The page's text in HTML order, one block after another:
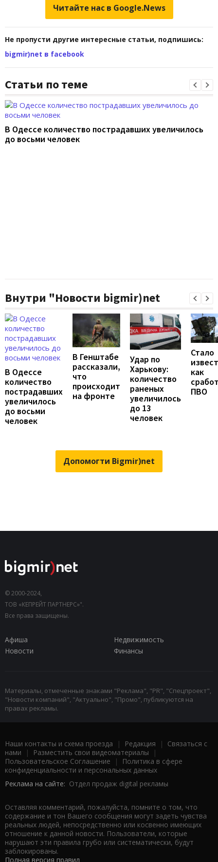
Читайте нас в Google.News
Не пропусти другие интересные статьи, подпишись:
bigmir)net в facebook
Статьи по теме
В Одессе количество пострадавших увеличилось
до восьми человек
Внутри "Новости bigmir)net
В Одессе
количество
пострадавших
увеличилось
до восьми
человек
В Генштабе
рассказали,
что
происходит
на фронте
Удар по
Харькову:
количество
раненых
увеличилось
до 13
человек
Стало
как
ПВО
Допомогти Bigmir)net
© 2000-2024,
ТОВ «КЕПРЕЙТ ПАРТНЕРС»".
Все права защищены.
Афиша
Недвижимость
Новости
Финансы
Материалы, отмеченные знаками "Реклама", "PR", "Спецпроект",
"Новости компаний", "Актуально", "Промо", публикуются на
правах рекламы.
Наши контакты и схема проезда | Редакция | Связаться с
нами | Разместить свои видеоматериалы |
Пользовательское Соглашение |
Политика в сфере
конфиденциальности и персональных данных
Реклама на сайте: Отдел продаж digital рекламы
Оставляя комментарий, пожалуйста, помните о том, что
содержание и тон Вашего сообщения могут задеть чувства
реальных людей, непосредственно или косвенно имеющих
отношение к данной новости. Пользователи, которые
нарушают эти правила грубо или систематически, будут
заблокированы.
Полная версия правил